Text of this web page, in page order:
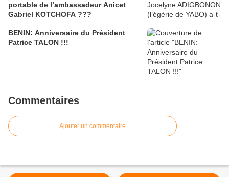
portable de l’ambassadeur Anicet
Gabriel KOTCHOFA ???
BENIN: Anniversaire du Président
Patrice TALON !!!
Commentaires
Ajouter un commentaire